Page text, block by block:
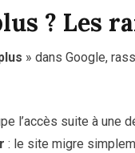
? Les
» dans Google,
l’accès suite à une
: le site migre